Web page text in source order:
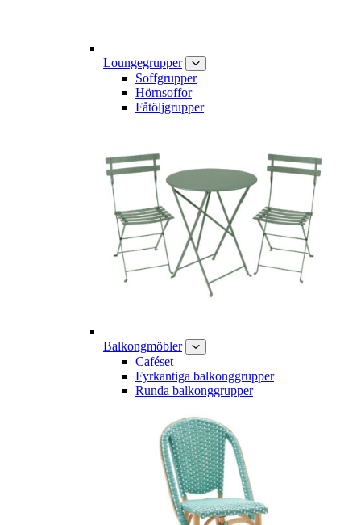
Loungegrupper
Soffgrupper
Hörnsoffor
Fåtöljgrupper
Balkongmöbler
Caféset
Fyrkantiga balkonggrupper
Runda balkonggrupper